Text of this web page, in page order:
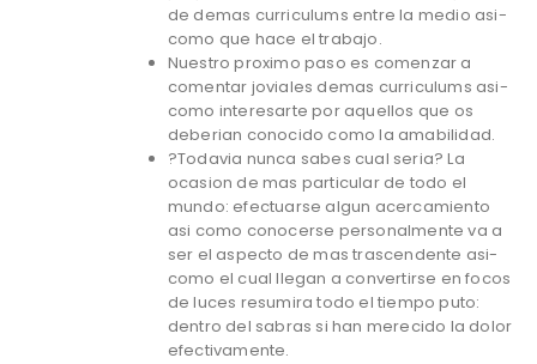
de demas curriculums entre la medio asi­
como que hace el trabajo.
Nuestro proximo paso es comenzar a
comentar joviales demas curriculums asi­
como interesarte por aquellos que os
deberian conocido como la amabilidad.
?Todavia nunca sabes cual seri­a? La
ocasion de mas particular de todo el
mundo: efectuarse algun acercamiento
asi­ como conocerse personalmente va a
ser el aspecto de mas trascendente asi­
como el cual llegan a convertirse en focos
de luces resumira todo el tiempo puto:
dentro del sabras si han merecido la dolor
efectivamente.